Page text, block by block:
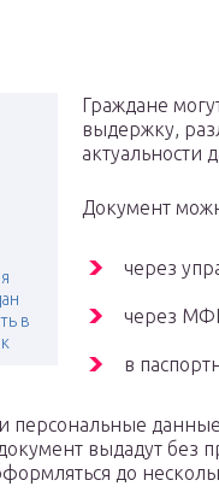
в
Граждане
выдержку,
актуальности
Документ
через
через
в
персональные
выдадут без
до